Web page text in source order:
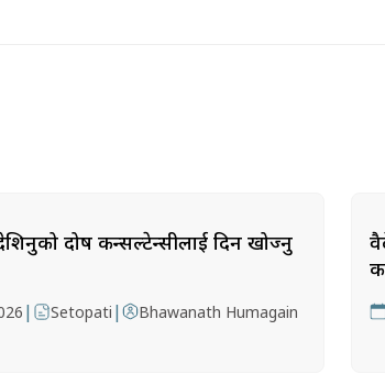
दोष कन्सल्टेन्सीलाई दिन खोज्नु
| Setopati | Bhawanath Humagain